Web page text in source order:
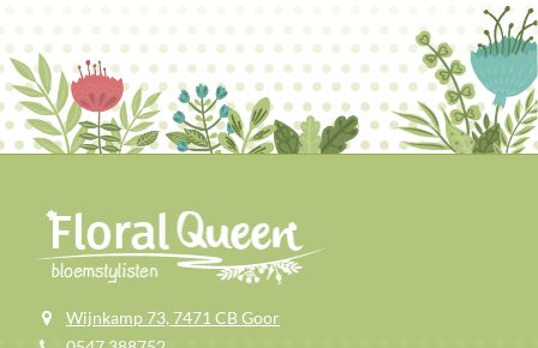
Wijnkamp 73, 7471 CB Goor